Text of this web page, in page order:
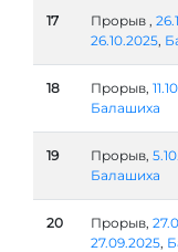
17 Прорыв ,
26.10.2025,
18 Прорыв,
Балашиха
19 Прорыв,
Балашиха
20 Прорыв,
27.09.2025,